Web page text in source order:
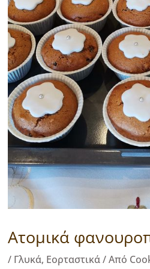
Ατομικά
/ Γλυκά, Εορταστικά/ Από